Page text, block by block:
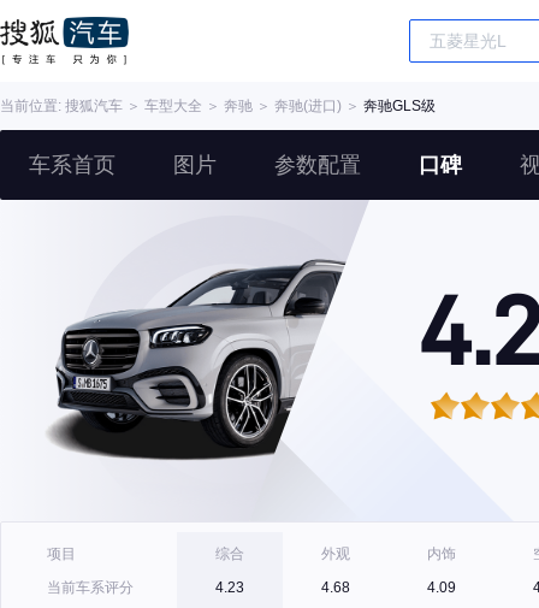
当前位置: 搜狐汽车 ＞ 车型大全 ＞ 奔驰 ＞ 奔驰(进口) ＞ 奔驰GLS级
车系首页 图片 参数配置 口碑
项目
当前车系评分
综合
4.23
外观
4.68
内饰
4.09